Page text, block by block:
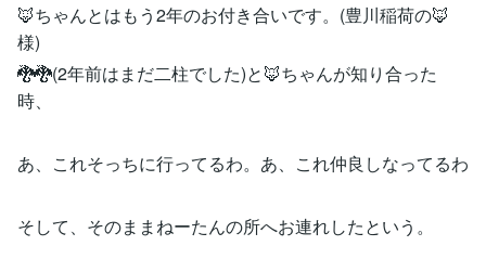
🦊ちゃんとはもう2年のお付き合いです。(豊川稲荷の🦊
様)
🐉🐉(2年前はまだ二柱でした)と🦊ちゃんが知り合った
時、
あ、これそっちに行ってるわ。あ、これ仲良しなってるわ
そして、そのままねーたんの所へお連れしたという。